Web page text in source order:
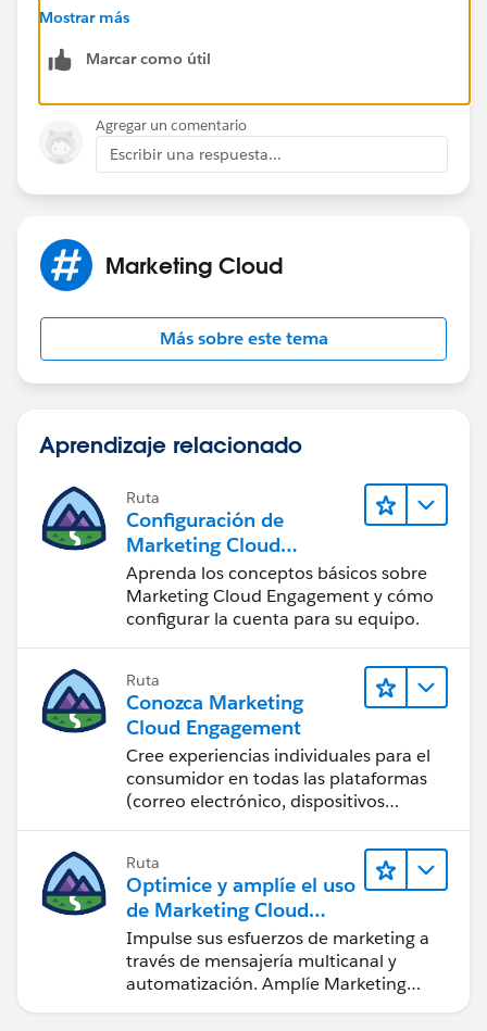
https://help.salesforce.com/s/articleView?
Mostrar más
Marcar como útil
Agregar un comentario
Escribir una respuesta...
Marketing Cloud
Más sobre este tema
Aprendizaje relacionado
Ruta
Configuración de
Marketing Cloud
Engagement
Aprenda los conceptos básicos sobre
Marketing Cloud Engagement y cómo
configurar la cuenta para su equipo.
Ruta
Conozca Marketing
Cloud Engagement
Cree experiencias individuales para el
consumidor en todas las plataformas
(correo electrónico, dispositivos
Engagement.
Ruta
Optimice y amplíe el uso
de Marketing Cloud
Engagement
Impulse sus esfuerzos de marketing a
través de mensajería multicanal y
automatización. Amplíe Marketing